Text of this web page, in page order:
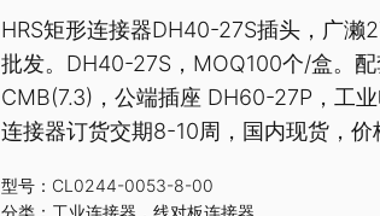
HRS矩形连接器DH40-27S插头，广濑
批发。DH40-27S，MOQ100个/盒。
CMB(7.3)，公端插座 DH60-27P，工
连接器订货交期8-10周，国内现货，价
型号：CL0244-0053-8-00
分类： 工业连接器 ， 线对板连接器